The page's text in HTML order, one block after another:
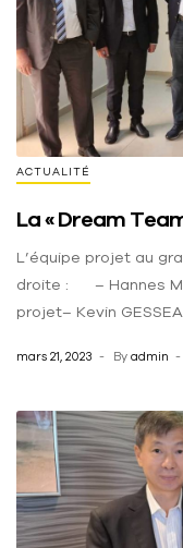
ACTUALITÉ
La « Dream
L’équipe projet au
droite : – Hannes
projet– Kevin
ressource manager
MARTIN Private
mars 21, 2023 By admin